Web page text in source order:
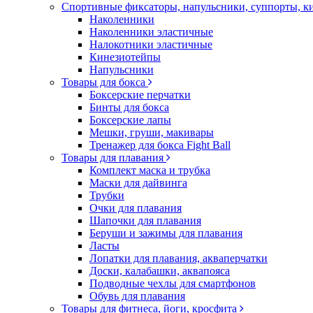
Спортивные фиксаторы, напульсники, суппорты,
Наколенники
Наколенники эластичные
Налокотники эластичные
Кинезиотейпы
Напульсники
Товары для бокса
Боксерские перчатки
Бинты для бокса
Боксерские лапы
Мешки, груши, макивары
Тренажер для бокса Fight Ball
Товары для плавания
Комплект маска и трубка
Маски для дайвинга
Трубки
Очки для плавания
Шапочки для плавания
Беруши и зажимы для плавания
Ласты
Лопатки для плавания, акваперчатки
Доски, калабашки, аквапояса
Подводные чехлы для смартфонов
Обувь для плавания
Товары для фитнеса, йоги, кросфита